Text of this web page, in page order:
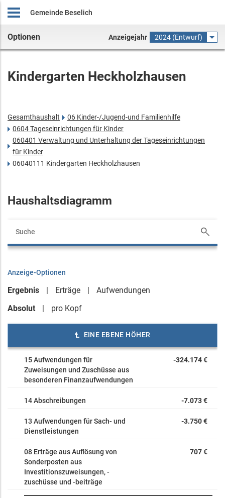
Gemeinde Beselich
Optionen Anzeigejahr 2024 (Entwurf)
Kindergarten Heckholzhausen
Gesamthaushalt
06 Kinder-/Jugend-und Familienhilfe
0604 Tageseinrichtungen für Kinder
060401 Verwaltung und Unterhaltung der Tageseinrichtungen
für Kinder
06040111 Kindergarten Heckholzhausen
Haushaltsdiagramm
Anzeige-Optionen
Ergebnis Erträge
Aufwendungen
Absolut
pro Kopf
EINE EBENE HÖHER
15 Aufwendungen für
Zuweisungen und Zuschüsse aus
besonderen Finanzaufwendungen
-324.174 €
14 Abschreibungen -7.073 €
13 Aufwendungen für Sach- und
Dienstleistungen
-3.750 €
08 Erträge aus Auflösung von
Sonderposten aus
Investitionszuweisungen, -
zuschüsse und -beiträge
707 €